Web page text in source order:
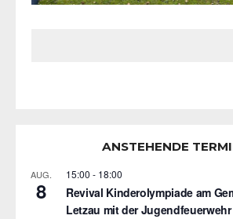
ANSTEHENDE
AUG.
8
15:00 - 18:00
Revival Kinderolympiade am
Letzau mit der Jugendfeuerwehr